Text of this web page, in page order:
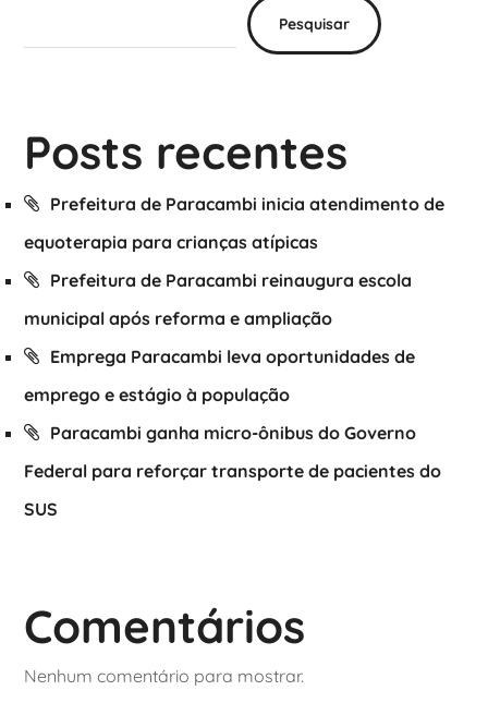
Pesquisar
Posts recentes
Prefeitura de Paracambi inicia atendimento de
equoterapia para crianças atípicas
Prefeitura de Paracambi reinaugura escola
municipal após reforma e ampliação
Emprega Paracambi leva oportunidades de
emprego e estágio à população
Paracambi ganha micro-ônibus do Governo
Federal para reforçar transporte de pacientes do
SUS
Comentários
Nenhum comentário para mostrar.